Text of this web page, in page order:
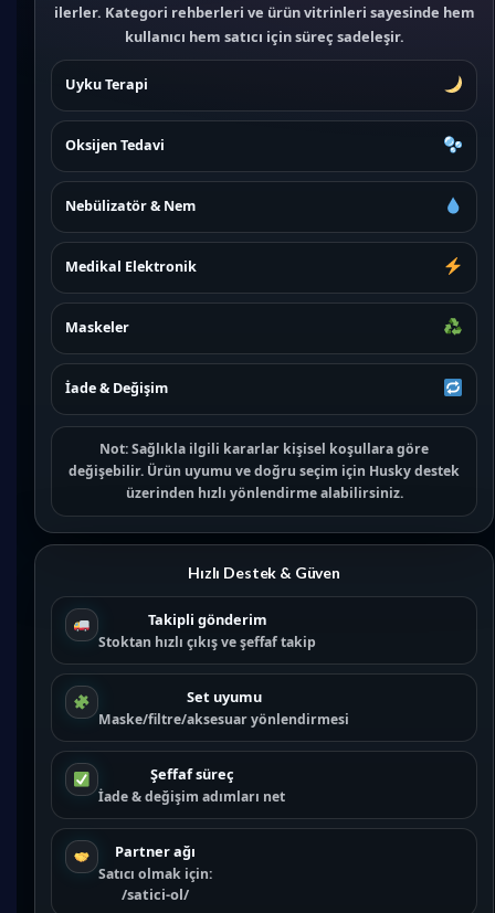
ilerler. Kategori rehberleri ve ürün vitrinleri sayesinde hem
kullanıcı hem satıcı için süreç sadeleşir.
Uyku Terapi
Oksijen Tedavi
Nebülizatör & Nem
Medikal Elektronik
Maskeler
İade & Değişim
Not:Sağlıkla ilgili kararlar kişisel koşullara göre
değişebilir. Ürün uyumu ve doğru seçim için Husky destek
üzerinden hızlı yönlendirme alabilirsiniz.
Hızlı Destek & Güven
Takipli gönderim
Stoktan hızlı çıkış ve şeffaf takip
Set uyumu
Maske/filtre/aksesuar yönlendirmesi
Şeffaf süreç
İade & değişim adımları net
Partner ağı
Satıcı olmak için:
/satici-ol/